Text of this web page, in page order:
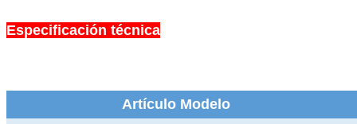
Especificación técnica
Artículo Modelo